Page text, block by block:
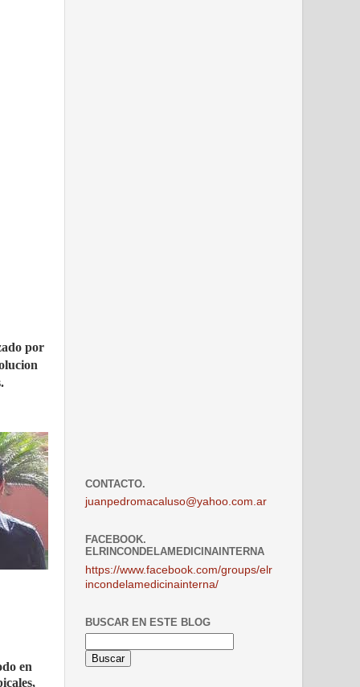
por
en
CONTACTO.
juanpedromacaluso@yahoo.com.ar
FACEBOOK.
ELRINCONDELAMEDICINAINTERNA
https://www.facebook.com/groups/elr
incondelamedicinainterna/
BUSCAR EN ESTE BLOG